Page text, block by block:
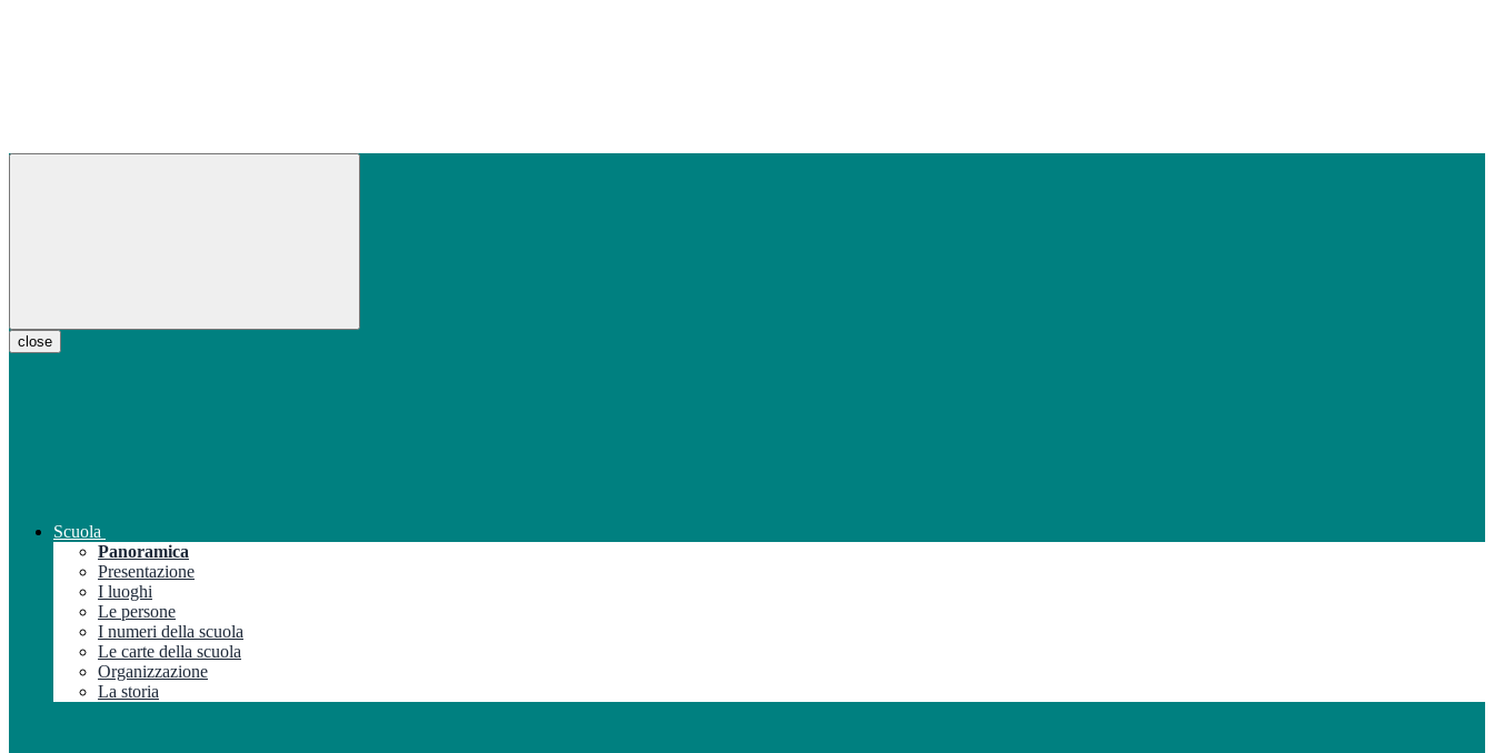
close
Scuola
Panoramica
Presentazione
I luoghi
Le persone
I numeri della scuola
Le carte della scuola
Organizzazione
La storia